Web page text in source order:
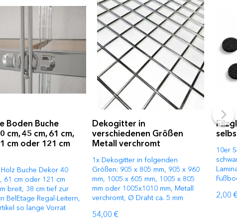
Boden Buche
cm, 45 cm, 61 cm,
cm oder 121 cm
Buche Dekor 40
61 cm oder 121 cm
breit, 38 cm tief zur
BelEtage Regal-Leitern,
so lange Vorrat
Dekogitter in
verschiedenen Größen
Metall verchromt
1x Dekogitter in folgenden
Größen: 905 x 805 mm, 905 x 960
mm, 1005 x 605 mm, 1005 x 805
mm oder 1005x1010 mm, Metall
verchromt, Ø Draht ca. 5 mm
54,00 €
10er
2,00